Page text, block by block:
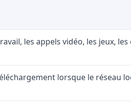
les appels vidéo, les jeux,
lorsque le réseau